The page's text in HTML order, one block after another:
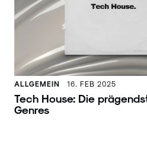
ALLGEMEIN 16. FEB 2025
Tech House: Die
Genres